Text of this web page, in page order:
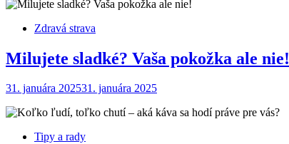
Zdravá strava
Milujete sladké? Vaša pokožka ale nie!
31. januára 202531. januára 2025
Tipy a rady